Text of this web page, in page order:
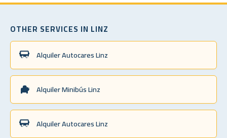
OTHER SERVICES IN LINZ
Alquiler Autocares Linz
Alquiler Minibús Linz
Alquiler Autocares Linz